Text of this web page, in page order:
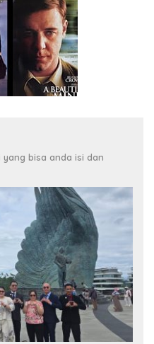
bisa anda isi dan